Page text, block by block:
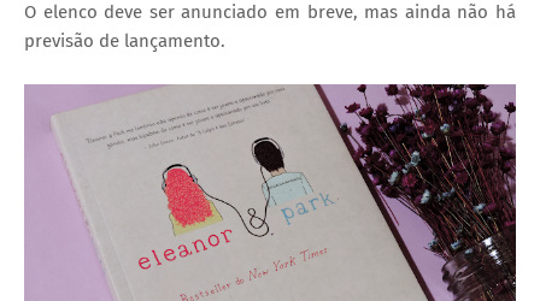
O elenco deve ser anunciado em breve, mas ainda não há
previsão de lançamento.